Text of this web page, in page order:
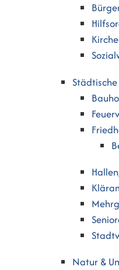
Natur &